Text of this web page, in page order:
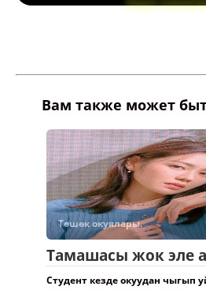
Вам также может
Төшөк окуялары.
Тамашасы жок эле
Студент кезде окуудан чыгып